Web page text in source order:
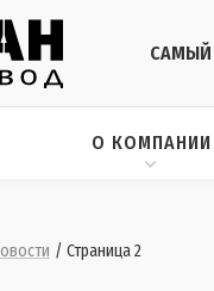
САМЫЙ
О КОМПАНИИ
/ Страница 2